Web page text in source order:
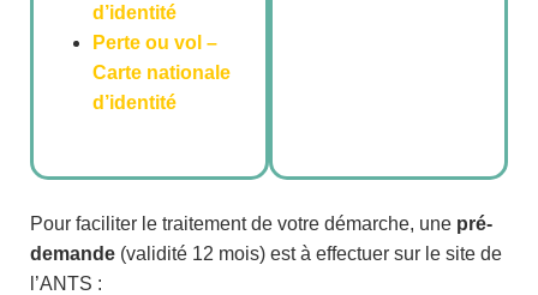
Pour faciliter le traitement de votre démarche, une pré-
demande (validité 12 mois) est à effectuer sur le site de
l’ANTS :
d’identité
Perte ou vol –
Carte nationale
d’identité